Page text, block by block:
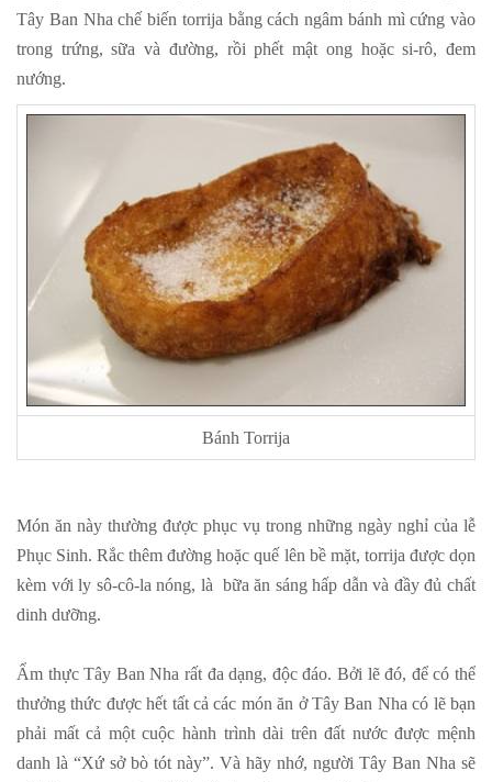
Tây Ban Nha chế biến torrija bằng cách ngâm bánh mì cứng vào
trong trứng, sữa và đường, rồi phết mật ong hoặc si-rô, đem
nướng.
Bánh Torrija
Món ăn này thường được phục vụ trong những ngày nghỉ của lễ
Phục Sinh. Rắc thêm đường hoặc quế lên bề mặt, torrija được dọn
kèm với ly sô-cô-la nóng, là bữa ăn sáng hấp dẫn và đầy đủ chất
dinh dưỡng.
Ẩm thực Tây Ban Nha rất đa dạng, độc đáo. Bởi lẽ đó, để có thể
thưởng thức được hết tất cả các món ăn ở Tây Ban Nha có lẽ bạn
phải mất cả một cuộc hành trình dài trên đất nước được mệnh
danh là “Xứ sở bò tót này”. Và hãy nhớ, người Tây Ban Nha sẽ